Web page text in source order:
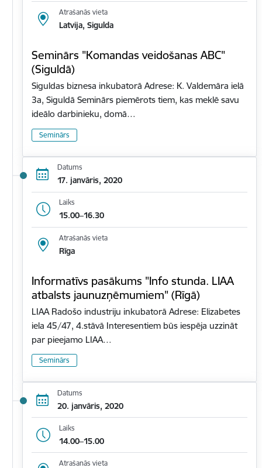
Atrašanās vieta
Latvija, Sigulda
Seminārs "Komandas veidošanas ABC"
(Siguldā)
Siguldas biznesa inkubatorā Adrese: K. Valdemāra ielā
3a, Siguldā Seminārs piemērots tiem, kas meklē savu
ideālo darbinieku, domā…
Seminārs
Datums
17. janvāris, 2020
Laiks
15.00–16.30
Atrašanās vieta
Rīga
Informatīvs pasākums "Info stunda. LIAA
atbalsts jaunuzņēmumiem" (Rīgā)
LIAA Radošo industriju inkubatorā Adrese: Elizabetes
iela 45/47, 4.stāvā Interesentiem būs iespēja uzzināt
par pieejamo LIAA…
Seminārs
Datums
20. janvāris, 2020
Laiks
14.00–15.00
Atrašanās vieta